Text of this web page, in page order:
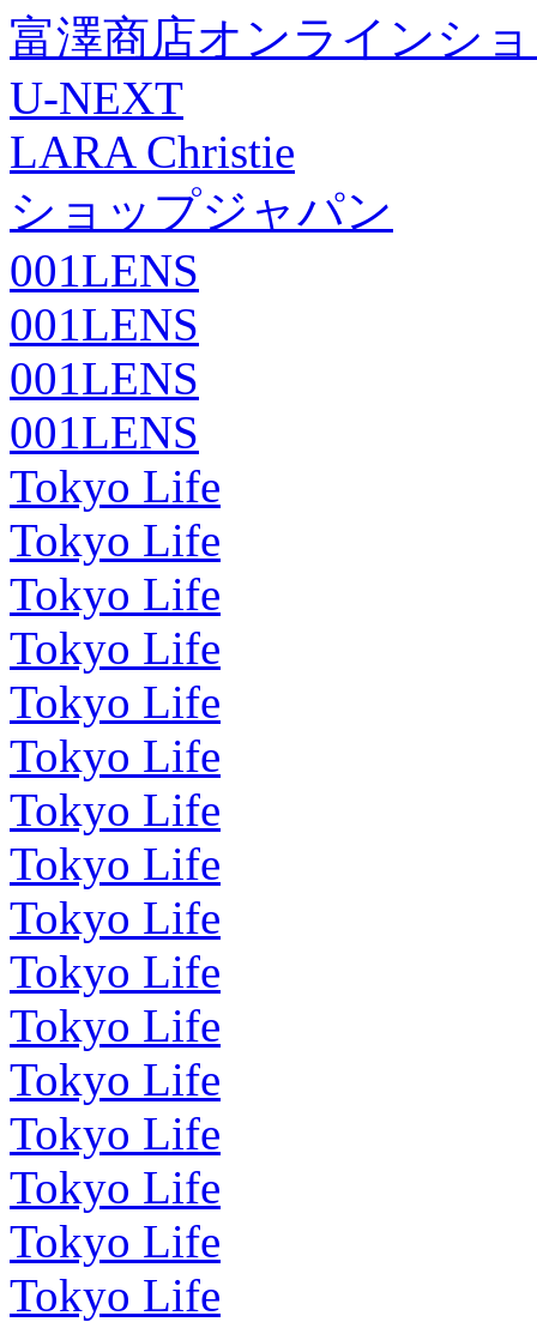
富澤商店オンラインシ
U-NEXT
LARA Christie
ショップジャパン
001LENS
001LENS
001LENS
001LENS
Tokyo Life
Tokyo Life
Tokyo Life
Tokyo Life
Tokyo Life
Tokyo Life
Tokyo Life
Tokyo Life
Tokyo Life
Tokyo Life
Tokyo Life
Tokyo Life
Tokyo Life
Tokyo Life
Tokyo Life
Tokyo Life